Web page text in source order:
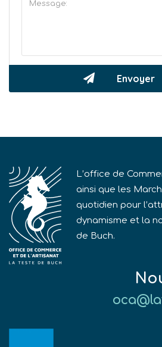
L’office de
ainsi que les
quotidien pour
dynamisme et la
de Buch.